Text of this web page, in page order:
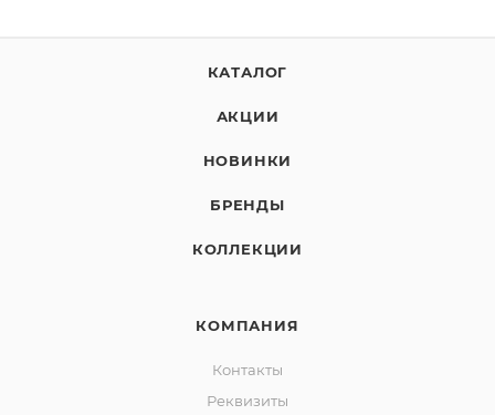
КАТАЛОГ
АКЦИИ
НОВИНКИ
БРЕНДЫ
КОЛЛЕКЦИИ
КОМПАНИЯ
Контакты
Реквизиты